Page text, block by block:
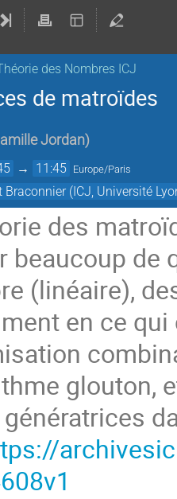
des Nombres ICJ
de matroïdes
Jordan)
→ 11:45 Europe/Paris
(ICJ, Université
des
beaucoup de
(linéaire),
en ce
glouton,